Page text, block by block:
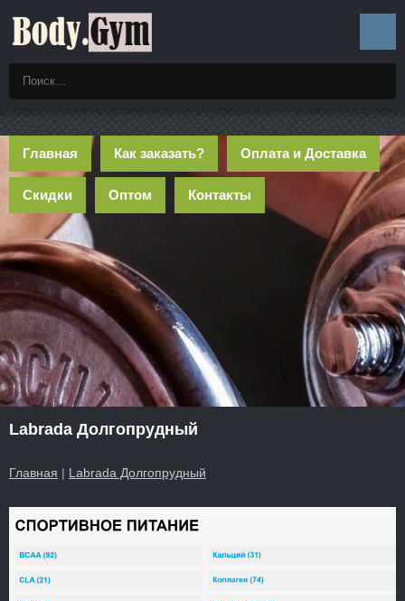
Главная Как заказать? Оплата и Доставка
Скидки Оптом Контакты
Labrada Долгопрудный
Главная | Labrada Долгопрудный